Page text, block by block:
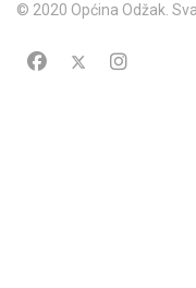
© 2020 Općina Odžak.